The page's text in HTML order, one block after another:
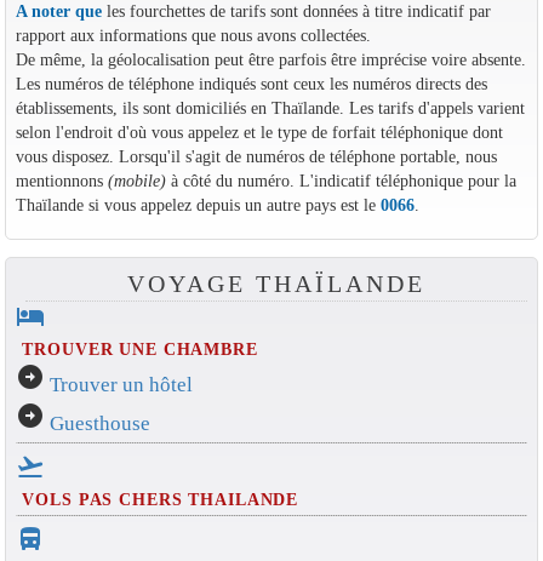
A noter queles fourchettes de tarifs sont données à titre indicatif par
rapport aux informations que nous avons collectées.
De même, la géolocalisation peut être parfois être imprécise voire absente.
Les numéros de téléphone indiqués sont ceux les numéros directs des
établissements, ils sont domiciliés en Thaïlande. Les tarifs d'appels varient
selon l'endroit d'où vous appelez et le type de forfait téléphonique dont
vous disposez. Lorsqu'il s'agit de numéros de téléphone portable, nous
mentionnons (mobile)à côté du numéro. L'indicatif téléphonique pour la
Thaïlande si vous appelez depuis un autre pays est le 0066.
VOYAGE THAÏLANDE
hotel
TROUVER UNE CHAMBRE
arrow_circle_right Trouver un hôtel
arrow_circle_right Guesthouse
flight_takeoff
VOLS PAS CHERS THAILANDE
directions_bus_filled